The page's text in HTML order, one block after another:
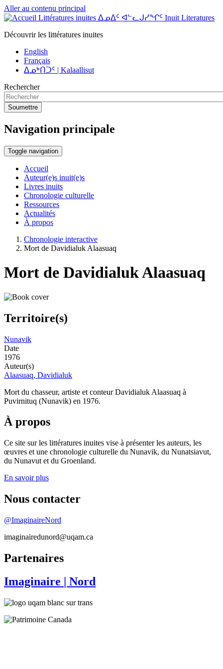
Aller au contenu principal
Littératures inuites ᐃᓄᐃᑦ ᐊᓪᓚᒍᓯᖏᑦ Inuit Literatures
Découvrir les littératures inuites
English
Français
ᐃᓄᒃᑎᑐᑦ | Kalaallisut
Rechercher
Soumettre
Navigation principale
Toggle navigation
Accueil
Auteur(e)s inuit(e)s
Livres inuits
Chronologie culturelle
Ressources
Actualités
À propos
Chronologie interactive
Mort de Davidialuk Alaasuaq
Mort de Davidialuk Alaasuaq
Territoire(s)
Nunavik
Date
1976
Auteur(s)
Alaasuaq, Davidialuk
Mort du chasseur, artiste et conteur Davidialuk Alaasuaq à
Puvirnituq (Nunavik) en 1976.
À propos
Ce site sur les littératures inuites vise à présenter les auteurs, les
œuvres et une chronologie culturelle du Nunavik, du Nunatsiavut,
du Nunavut et du Groenland.
En savoir plus
Nous contacter
@ImaginaireNord
imaginairedunord@uqam.ca
Partenaires
Imaginaire | Nord